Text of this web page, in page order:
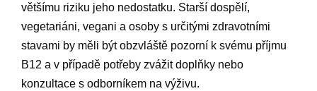
většímu riziku jeho nedostatku. Starší dospělí,
vegetariáni, vegani a osoby s určitými zdravotními
stavami by měli být obzvláště pozorní k svému příjmu
B12 a v případě potřeby zvážit doplňky nebo
konzultace s odborníkem na výživu.